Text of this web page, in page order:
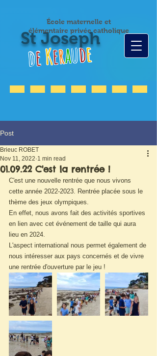
St Joseph
deKeraude
École maternelle et
élémentaire privée catholique
Post
01.09.22 C'est la rentrée !
Brieuc ROBET
Nov 11, 2022 1 min read
C'est une nouvelle rentrée que nous vivons
cette année 2022-2023. Rentrée placée sous le
thème des jeux olympiques.
En effet, nous avons fait des activités sportives
en lien avec cet événement de taille qui aura
lieu en 2024.
L'aspect international nous permet également de
nous intéresser aux pays concernés et de vivre
une rentrée d'ouverture par le jeu !